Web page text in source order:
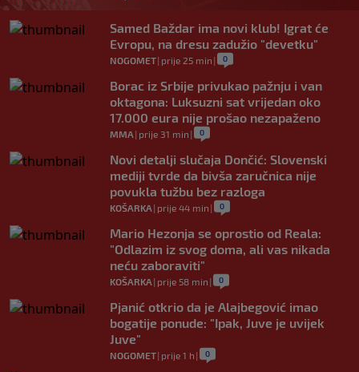
Samed Baždar ima novi klub! Igrat će
Evropu, na dresu zadužio "devetku"
NOGOMET| prije 25 min | 0
Borac iz Srbije privukao pažnju i van
oktagona: Luksuzni sat vrijedan oko
17.000 eura nije prošao nezapaženo
MMA | prije 31 min | 0
Novi detalji slučaja Dončić: Slovenski
mediji tvrde da bivša zaručnica nije
povukla tužbu bez razloga
KOŠARKA | prije 44 min | 0
Mario Hezonja se oprostio od Reala:
"Odlazim iz svog doma, ali vas nikada
neću zaboraviti"
KOŠARKA | prije 58 min | 0
Pjanić otkrio da je Alajbegović imao
bogatije ponude: "Ipak, Juve je uvijek
Juve"
NOGOMET| prije 1 h | 0